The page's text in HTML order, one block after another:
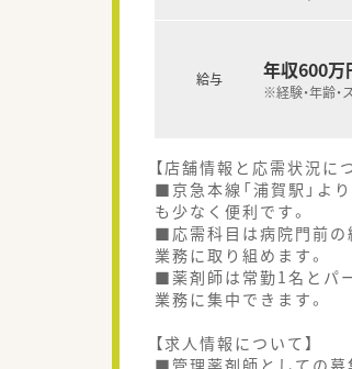
給与 年収600万
※経験・年齢
【店舗情報と応需状況に
■京急本線「浦賀駅」よ
も少なく便利です。
■応需科目は病院門前の
業務に取り組めます。
■薬剤師は常勤1名とパ
業務に集中できます。
【求人情報について】
■管理薬剤師としての募